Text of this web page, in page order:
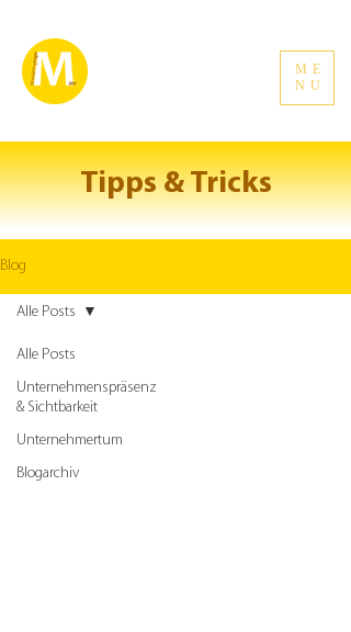
ME
NU
Tipps & Tricks
Blog
Alle Posts
Unternehmenspräsenz
& Sichtbarkeit
Unternehmertum
Blogarchiv
Alle Posts